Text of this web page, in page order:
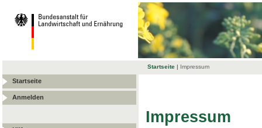
Startseite | Impressum
Startseite
Anmelden
Impressum